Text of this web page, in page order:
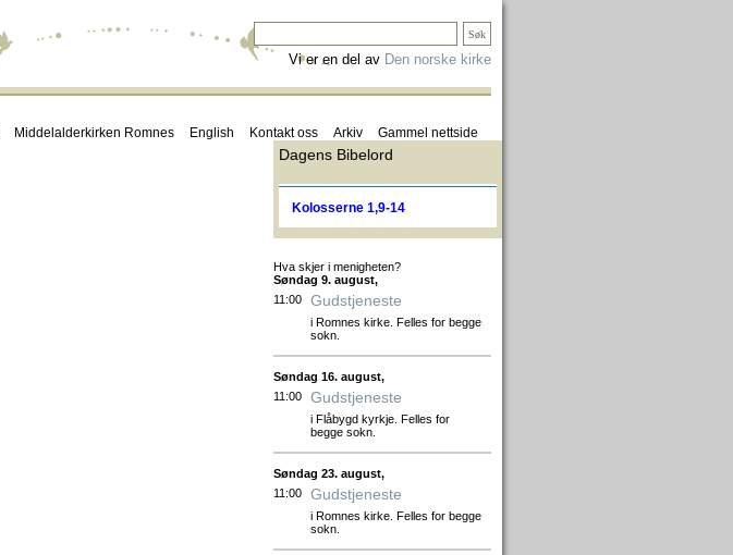
Vi er en del av Den norske kirke
Middelalderkirken Romnes English Kontakt oss Arkiv Gammel nettside
Dagens Bibelord
Kolosserne 1,9-14
Hva skjer i menigheten?
Søndag 9. august,
11:00
Gudstjeneste
i Romnes kirke. Felles for begge
sokn.
Søndag 16. august,
11:00
Gudstjeneste
i Flåbygd kyrkje. Felles for
begge sokn.
Søndag 23. august,
11:00
Gudstjeneste
i Romnes kirke. Felles for begge
sokn.